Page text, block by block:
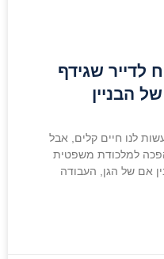
ש"ח לדייר שגידף
הבניין
לנו חיים קלים, אבל
למלכודת משפטית
אם של הגן, העבודה